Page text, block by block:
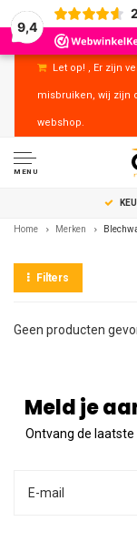
9,4
Let op! , Er zijn
misbruiken, wij zijn
webshop.
MENU
Home Merken
Filters
Geen producten
Meld je
Ontvang de laatste